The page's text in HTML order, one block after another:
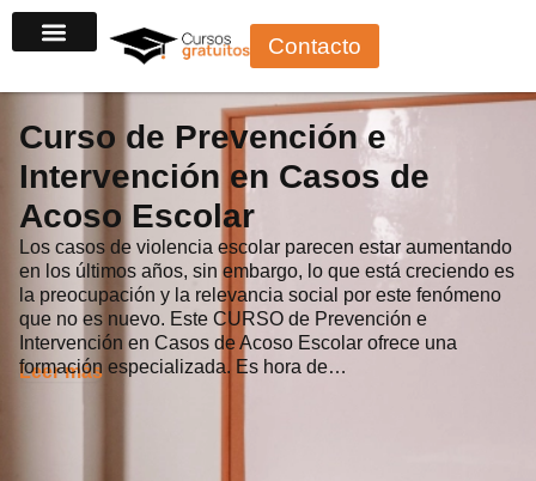
al
Contacto
Curso de Prevención e
Intervención en Casos de
Acoso Escolar
Los casos de violencia escolar parecen estar aumentando
en los últimos años, sin embargo, lo que está creciendo es
la preocupación y la relevancia social por este fenómeno
que no es nuevo. Este CURSO de Prevención e
Intervención en Casos de Acoso Escolar ofrece una
formación especializada. Es hora de…
Leer más